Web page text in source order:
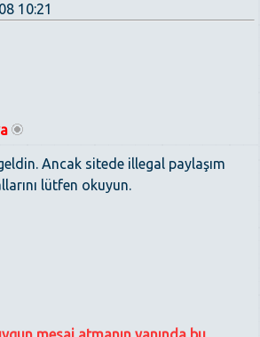
10:21
Ancak sitede illegal paylaşım
lütfen okuyun.